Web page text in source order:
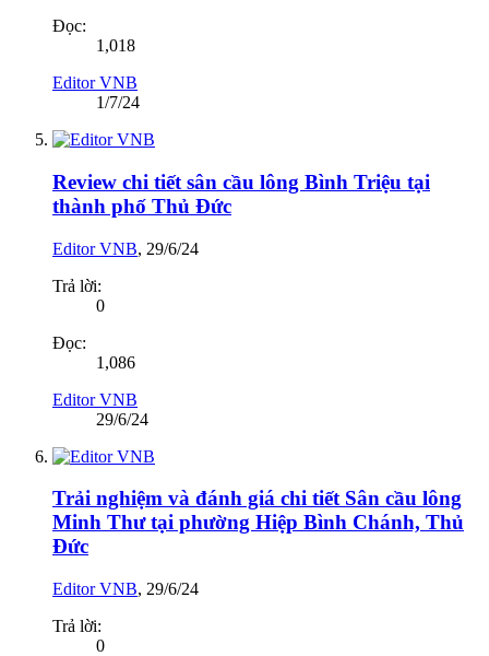
Đọc:
1,018
Editor VNB
1/7/24
Review chi tiết sân cầu lông Bình Triệu tại
thành phố Thủ Đức
Editor VNB, 29/6/24
Trả lời:
0
Đọc:
1,086
Editor VNB
29/6/24
Trải nghiệm và đánh giá chi tiết Sân cầu lông
Minh Thư tại phường Hiệp Bình Chánh, Thủ
Đức
Editor VNB, 29/6/24
Trả lời:
0